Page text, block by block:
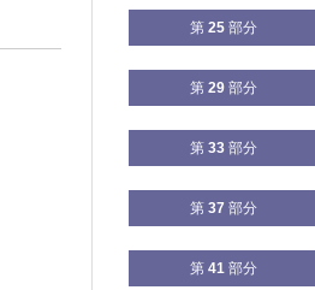
第 25 部分
第 29 部分
第 33 部分
第 37 部分
第 41 部分